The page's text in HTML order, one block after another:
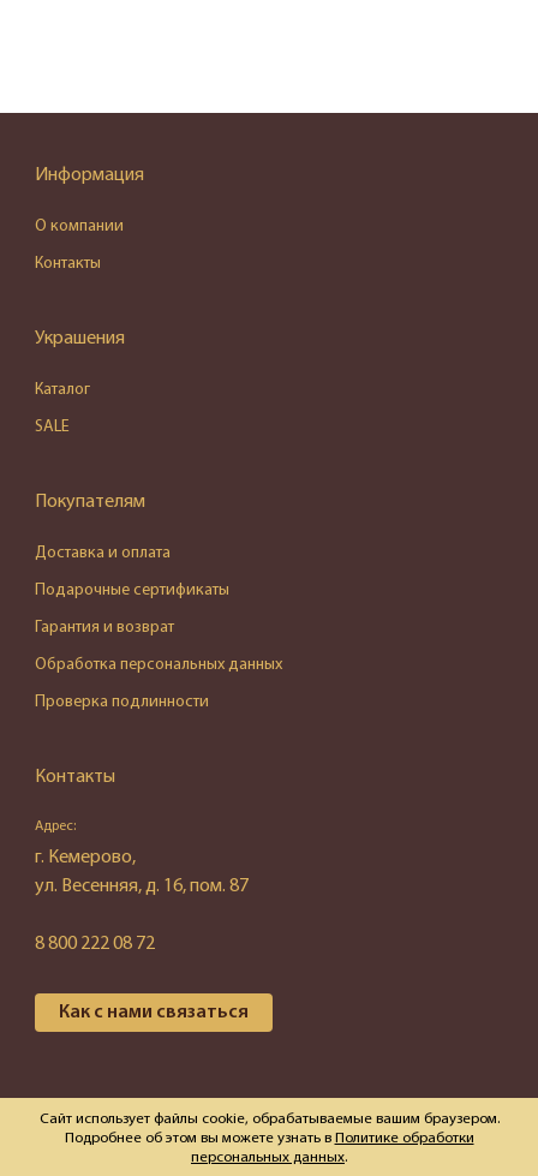
Информация
О компании
Контакты
Украшения
Каталог
SALE
Покупателям
Доставка и оплата
Подарочные сертификаты
Гарантия и возврат
Обработка персональных данных
Проверка подлинности
Контакты
Адрес:
г. Кемерово,
ул. Весенняя, д. 16, пом. 87
8 800 222 08 72
Как с нами связаться
© 2026 ООО "Эгида"
Сайт использует файлы cookie, обрабатываемые вашим браузером.
Подробнее об этом вы можете узнать в Политике обработки
персональных данных.